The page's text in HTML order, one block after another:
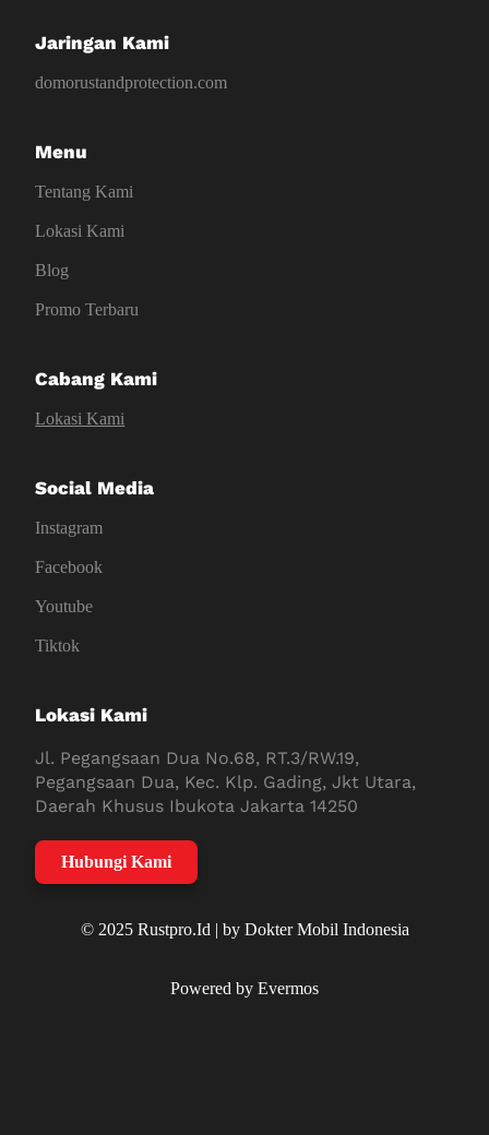
Jaringan Kami
domorustandprotection.com
Menu
Tentang Kami
Lokasi Kami
Blog
Promo Terbaru
Cabang Kami
Lokasi Kami
Social Media
Instagram
Facebook
Youtube
Tiktok
Lokasi Kami
Jl. Pegangsaan Dua No.68, RT.3/RW.19,
Pegangsaan Dua, Kec. Klp. Gading, Jkt Utara,
Daerah Khusus Ibukota Jakarta 14250
Hubungi Kami
© 2025 Rustpro.Id | by Dokter Mobil Indonesia
Powered by Evermos